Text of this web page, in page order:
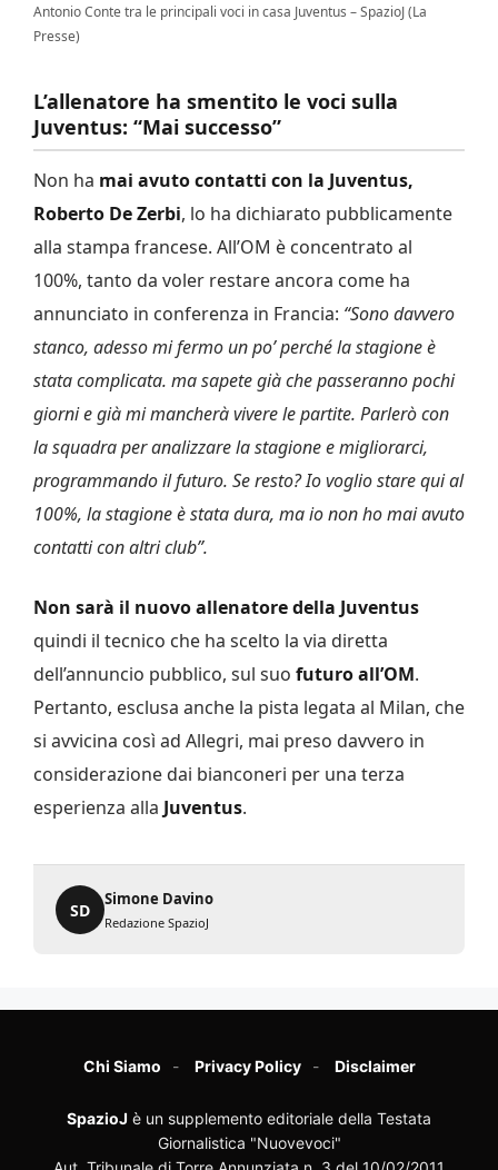
Antonio Conte tra le principali voci in casa Juventus – SpazioJ (La
Presse)
L’allenatore ha smentito le voci sulla
Juventus: “Mai successo”
Non ha mai avuto contatti con la Juventus,
Roberto De Zerbi, lo ha dichiarato pubblicamente
alla stampa francese. All’OM è concentrato al
100%, tanto da voler restare ancora come ha
annunciato in conferenza in Francia: “Sono davvero
stanco, adesso mi fermo un po’ perché la stagione è
stata complicata. ma sapete già che passeranno pochi
giorni e già mi mancherà vivere le partite. Parlerò con
la squadra per analizzare la stagione e migliorarci,
programmando il futuro. Se resto? Io voglio stare qui al
100%, la stagione è stata dura, ma io non ho mai avuto
contatti con altri club”.
Non sarà il nuovo allenatore della Juventus
quindi il tecnico che ha scelto la via diretta
dell’annuncio pubblico, sul suo futuro all’OM.
Pertanto, esclusa anche la pista legata al Milan, che
si avvicina così ad Allegri, mai preso davvero in
considerazione dai bianconeri per una terza
esperienza alla Juventus.
SD
Simone Davino
Redazione SpazioJ
Chi Siamo Privacy Policy Disclaimer
SpazioJ è un supplemento editoriale della Testata
Giornalistica "Nuovevoci"